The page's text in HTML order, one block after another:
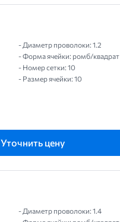
- Диаметр проволоки: 1.2
- Форма ячейки: ромб/квадрат
- Номер сетки: 10
- Размер ячейки: 10
Уточнить цену
- Диаметр проволоки: 1.4